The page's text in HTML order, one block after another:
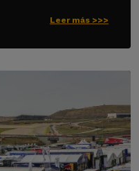
Leer más >>>